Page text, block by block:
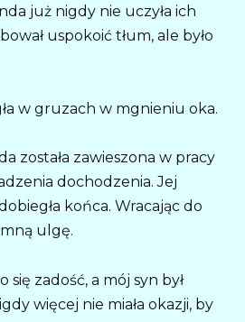
już nigdy nie uczyła ich
uspokoić tłum, ale było
w gruzach w mgnieniu oka.
została zawieszona w pracy
dochodzenia. Jej
końca. Wracając do
ulgę.
się zadość, a mój syn był
więcej nie miała okazji, by